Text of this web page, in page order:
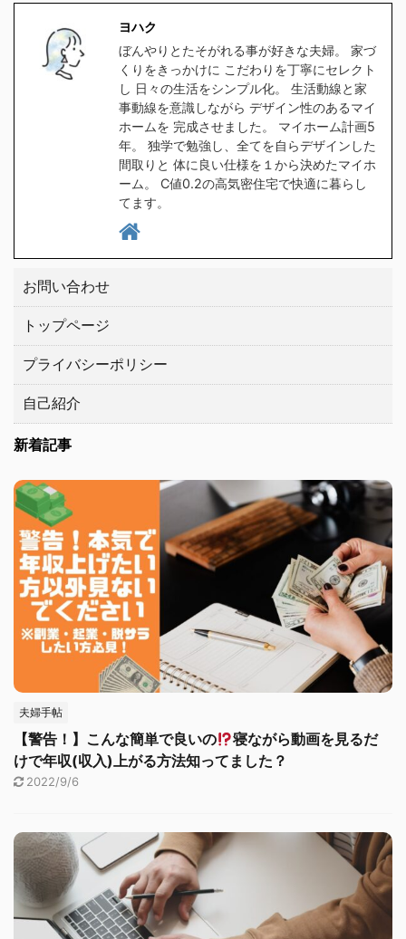
食洗器対応の水筒を探し
たのですが、意外と種類
が無く苦戦しました。
1時間程スマホをポチポ
チして探した所、大手ブ
ランドの中から２つ見つ
けましたので、皆さんに
もご紹介したい ...
い。 クリックしてプラン
を貰う。 高気密住宅と
は ヨハク簡単に言うと
スキマの無い家です 普
通に ...
ヨハク
ぼんやりとたそがれる事が好きな夫婦。 家づ
くりをきっかけに こだわりを丁寧にセレクト
し 日々の生活をシンプル化。 生活動線と家
事動線を意識しながら デザイン性のあるマイ
ホームを 完成させました。 マイホーム計画5
年。 独学で勉強し、全てを自らデザインした
間取りと 体に良い仕様を１から決めたマイホ
ーム。 C値0.2の高気密住宅で快適に暮らし
てます。
お問い合わせ
トップページ
プライバシーポリシー
自己紹介
新着記事
夫婦手帖
【警告！】こんな簡単で良いの
寝ながら動画を見るだ
けで年収(収入)上がる方法知ってました？
2022/9/6